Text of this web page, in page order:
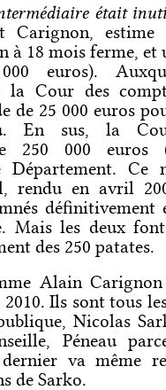
était
Carignon,
à 18 mois ferme, et
euros).
la Cour des
de 25 000 euros
En sus, la
250 000 euros
Ce
rendu en avril
définitivement
Mais les deux
des 250 patates.
Alain Carignon
Ils sont tous
Nicolas
Péneau
va même
de Sarko.